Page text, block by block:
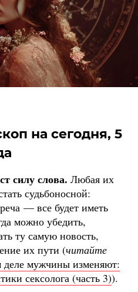
на сегодня, 5
силу слова. Любая их
судьбоносной:
— все будет иметь
можно убедить,
ту самую новость,
их пути (читайте
мужчины изменяют:
сексолога (часть 3)).